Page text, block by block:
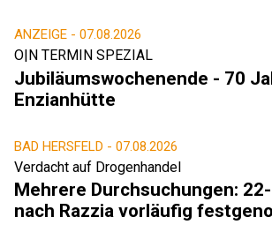
ANZEIGE - 07.08.2026
O|N TERMIN SPEZIAL
Jubiläumswochenende - 70
Enzianhütte
BAD HERSFELD - 07.08.2026
Verdacht auf Drogenhandel
Mehrere Durchsuchungen:
nach Razzia vorläufig